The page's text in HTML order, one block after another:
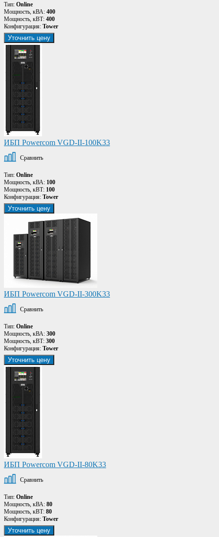
Тип: Online
Мощность, кВА: 400
Мощность, кВТ: 400
Конфигурация: Tower
Уточнить цену
ИБП Powercom VGD-II-100K33
Сравнить
Тип: Online
Мощность, кВА: 100
Мощность, кВТ: 100
Конфигурация: Tower
Уточнить цену
ИБП Powercom VGD-II-300K33
Сравнить
Тип: Online
Мощность, кВА: 300
Мощность, кВТ: 300
Конфигурация: Tower
Уточнить цену
ИБП Powercom VGD-II-80K33
Сравнить
Тип: Online
Мощность, кВА: 80
Мощность, кВТ: 80
Конфигурация: Tower
Уточнить цену